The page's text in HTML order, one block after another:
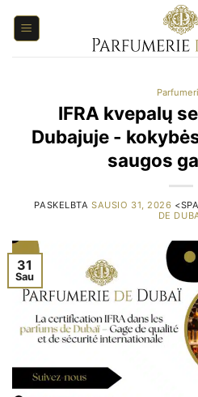
prie
IFRA kvepalų
Dubajuje -
saugos
PASKELBTASAUSIO 31, 2026
DE
31
Sau